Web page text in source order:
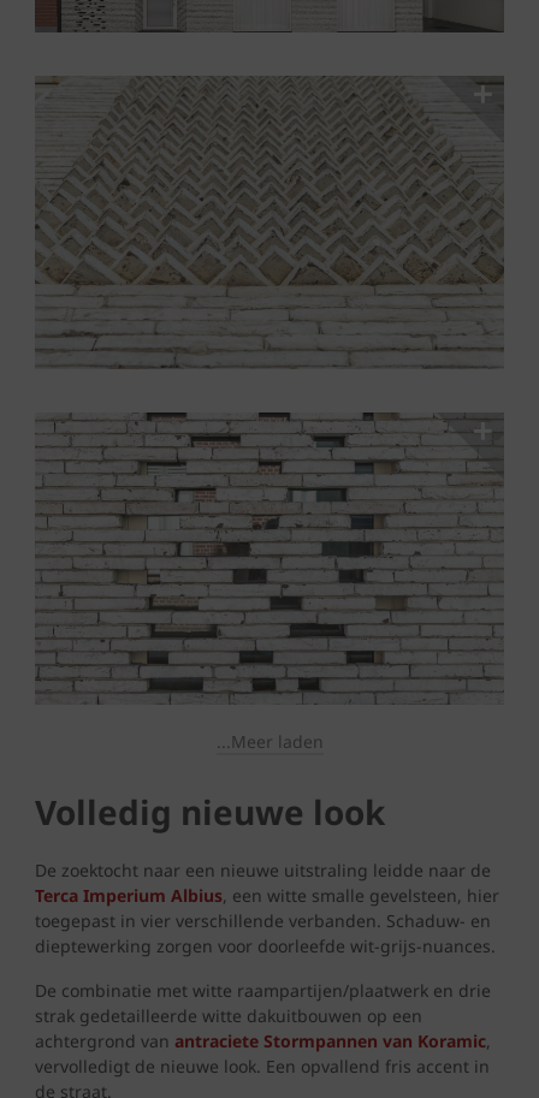
...Meer laden
Volledig nieuwe look
De zoektocht naar een nieuwe uitstraling leidde naar de
Terca Imperium Albius, een witte smalle gevelsteen, hier
toegepast in vier verschillende verbanden. Schaduw- en
dieptewerking zorgen voor doorleefde wit-grijs-nuances.
De combinatie met witte raampartijen/plaatwerk en drie
strak gedetailleerde witte dakuitbouwen op een
achtergrond van antraciete Stormpannen van Koramic,
vervolledigt de nieuwe look. Een opvallend fris accent in
de straat.